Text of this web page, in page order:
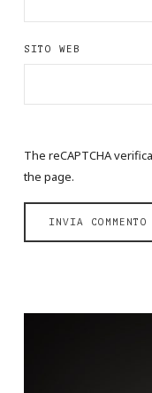
SITO WEB
The reCAPTCHA
the page.